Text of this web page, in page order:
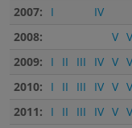
2007: I
IV
2008:
V
2009:
I II III IV V
2010:
I II III IV V
2011:
I II III IV V